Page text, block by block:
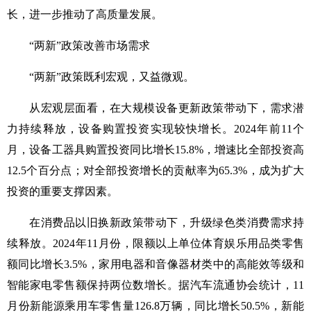
长，进一步推动了高质量发展。
“两新”政策改善市场需求
“两新”政策既利宏观，又益微观。
从宏观层面看，在大规模设备更新政策带动下，需求潜
力持续释放，设备购置投资实现较快增长。2024年前11个
月，设备工器具购置投资同比增长15.8%，增速比全部投资高
12.5个百分点；对全部投资增长的贡献率为65.3%，成为扩大
投资的重要支撑因素。
在消费品以旧换新政策带动下，升级绿色类消费需求持
续释放。2024年11月份，限额以上单位体育娱乐用品类零售
额同比增长3.5%，家用电器和音像器材类中的高能效等级和
智能家电零售额保持两位数增长。据汽车流通协会统计，11
月份新能源乘用车零售量126.8万辆，同比增长50.5%，新能